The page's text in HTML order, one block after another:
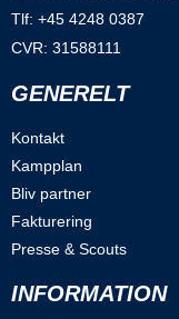
Tlf: +45 4248 0387
CVR: 31588111
GENERELT
Kontakt
Kampplan
Bliv partner
Fakturering
Presse & Scouts
INFORMATION